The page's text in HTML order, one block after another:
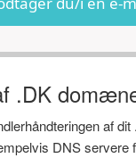
.DK
af
DNS